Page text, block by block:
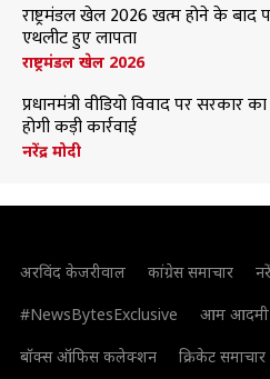
राष्ट्रमंडल खेल 2026 खत्म होने के बाद
एथलीट हुए लापता
राष्ट्रमंडल खेल 2026
प्रधानमंत्री वीडियो विवाद पर सरकार
होगी कड़ी कार्रवाई
नरेंद्र मोदी
अरविंद केजरीवाल कांग्रेस समाचार
#NewsBytesExclusive
आम आदमी
बॉक्स ऑफिस कलेक्शन
क्रिकेट समाचार